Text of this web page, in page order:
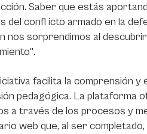
Saber que estás
del confl icto armado en la
nos sorprendimos al
facilita la comprensión
pedagógica. La plataforma
a través de los procesos y
web que, al ser